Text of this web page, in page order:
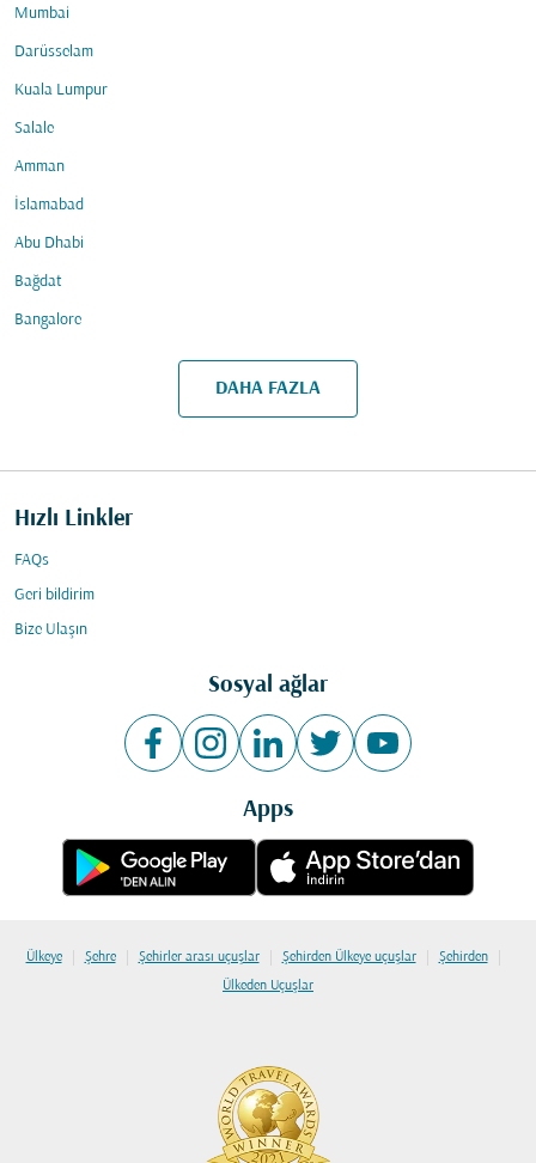
Mumbai
Darüsselam
Kuala Lumpur
Salale
Amman
İslamabad
Abu Dhabi
Bağdat
Bangalore
DAHA FAZLA
Hızlı Linkler
FAQs
Geri bildirim
Bize Ulaşın
Sosyal ağlar
Apps
Ülkeye | Şehre | Şehirler arası uçuşlar | Şehirden Ülkeye uçuşlar | Şehirden |
Ülkeden Uçuşlar